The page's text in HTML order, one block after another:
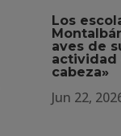
Los
aves de
actividad
cabeza»
Jun 22,